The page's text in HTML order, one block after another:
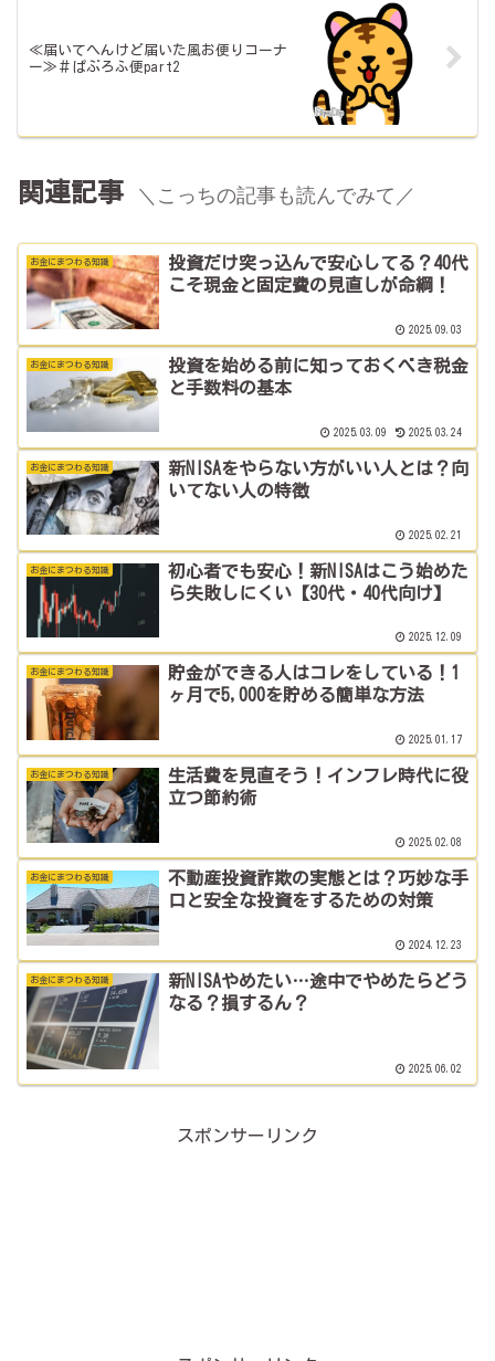
≪届いてへんけど届いた風お便りコーナ
ー≫＃ぱぶろふ便part2
関連記事 ＼こっちの記事も読んでみて／
お金にまつわる知識
投資だけ突っ込んで安心してる？40代
こそ現金と固定費の見直しが命綱！
2025.09.03
お金にまつわる知識
投資を始める前に知っておくべき税金
と手数料の基本
2025.03.09 2025.03.24
お金にまつわる知識
新NISAをやらない方がいい人とは？向
いてない人の特徴
2025.02.21
お金にまつわる知識
初心者でも安心！新NISAはこう始めた
ら失敗しにくい【30代・40代向け】
2025.12.09
お金にまつわる知識
貯金ができる人はコレをしている！1
ヶ月で5,000を貯める簡単な方法
2025.01.17
お金にまつわる知識
生活費を見直そう！インフレ時代に役
立つ節約術
2025.02.08
お金にまつわる知識
不動産投資詐欺の実態とは？巧妙な手
口と安全な投資をするための対策
2024.12.23
お金にまつわる知識
新NISAやめたい…途中でやめたらどう
なる？損するん？
2025.06.02
スポンサーリンク